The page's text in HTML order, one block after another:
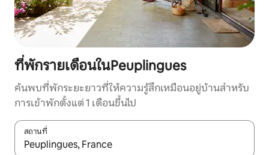
ที่พักรายเดือนในPeuplingues
ค้นพบที่พักระยะยาวที่ให้ความรู้สึกเหมือนอยู่บ้านสำหรับ
การเข้าพักตั้งแต่ 1 เดือนขึ้นไป
สถานที่
ใช้ลูกศรขึ้นลง หรือใช้การสัมผัสหรือปัด เพื่อสำรวจผลการค้นหา